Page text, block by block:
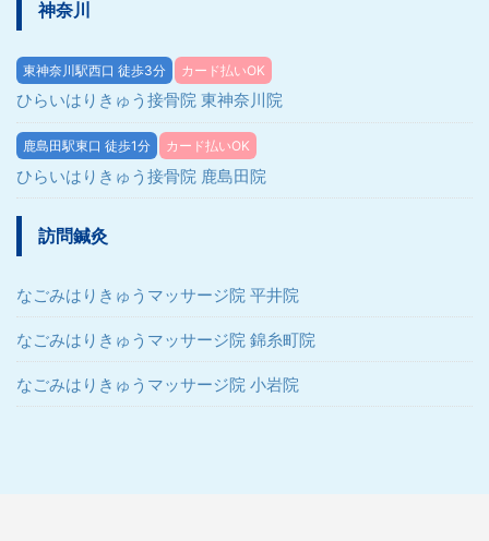
神奈川
東神奈川駅西口 徒歩3分 カード払いOK
ひらいはりきゅう接骨院 東神奈川院
鹿島田駅東口 徒歩1分 カード払いOK
ひらいはりきゅう接骨院 鹿島田院
訪問鍼灸
なごみはりきゅうマッサージ院 平井院
なごみはりきゅうマッサージ院 錦糸町院
なごみはりきゅうマッサージ院 小岩院